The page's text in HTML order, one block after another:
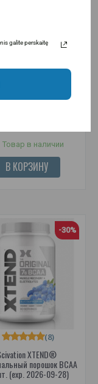
Nutrition Gold
BCAA 266 г.
Товар в наличии
В КОРЗИНУ
-30%
XTEND®
порошок BCAA
(exp. 2026-09-28)
(8)
galite perskaitę